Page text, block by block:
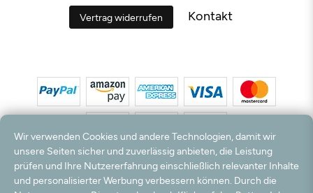
Vertrag widerrufen Kontakt
*Alle Preise inkl. MwSt. und zzgl. Versandkosten. **Kostenloser Versand und Rückversand
nur innerhalb Deutschlands und Österreichs.
Wir verwenden Cookies und andere Technologien, damit wir
unsere Seiten sicher und zuverlässig anbieten, die Leistung
prüfen und Ihre Nutzererfahrung einschließlich relevanter Inhalte
und personalisierter Werbung verbessern können. Durch die